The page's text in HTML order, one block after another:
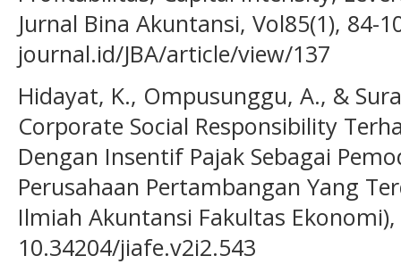
Jurnal Bina Akuntansi, Vol85(1),
journal.id/JBA/article/view/137
Hidayat, K., Ompusunggu, A., &
Corporate Social Responsibility
Dengan Insentif Pajak Sebagai
Perusahaan Pertambangan Yang
Ilmiah Akuntansi Fakultas Ekonomi),
10.34204/jiafe.v2i2.543